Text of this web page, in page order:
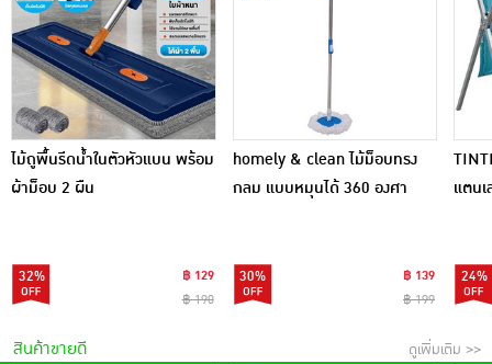
ไม้ถูพื้นรีดน้ำในตัวหัวแบน พร้อม
ผ้าม็อบ 2 ผืน
32%
฿ 129
฿ 190
homely & clean ไม้ม็อบทรง
กลม แบบหมุนได้ 360 องศา
30%
฿ 139
฿ 199
แตน
24%
สินค้าขายดี ดูเพิ่มเติม >>